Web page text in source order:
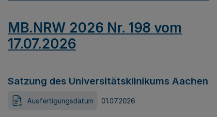
MB.NRW 2026 Nr. 198 vom
17.07.2026
Satzung des Universitätsklinikums Aachen
Ausfertigungsdatum 01.07.2026